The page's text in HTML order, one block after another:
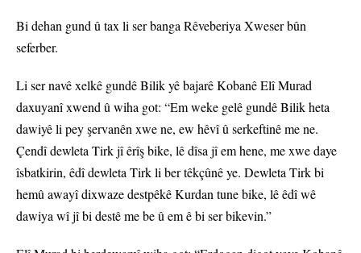
Bi dehan gund û tax li ser banga Rêveberiya Xweser bûn
seferber.
Li ser navê xelkê gundê Bilik yê bajarê Kobanê Elî Murad
daxuyanî xwend û wiha got: “Em weke gelê gundê Bilik heta
dawiyê li pey şervanên xwe ne, ew hêvî û serkeftinê me ne.
Çendî dewleta Tirk jî êrîş bike, lê dîsa jî em hene, me xwe daye
îsbatkirin, êdî dewleta Tirk li ber têkçûnê ye. Dewleta Tirk bi
hemû awayî dixwaze destpêkê Kurdan tune bike, lê êdî wê
dawiya wî jî bi destê me be û em ê bi ser bikevin.”